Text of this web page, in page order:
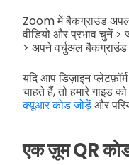
Zoom में बैकग्राउंड
वीडियो और प्रभाव चुनें
> अपने वर्चुअल
यदि आप डिज़ाइन
चाहते हैं, तो हमारे गाइड
क्यूआर कोड जोड़ेंऔर
एक ज़ूम QR